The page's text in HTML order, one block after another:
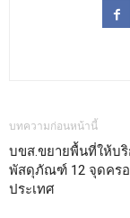
บทความก่อนหน้านี้
บขส.ขยายพื้นที่ให้บริ
พัสดุภัณฑ์ 12 จุดคร
ประเทศ